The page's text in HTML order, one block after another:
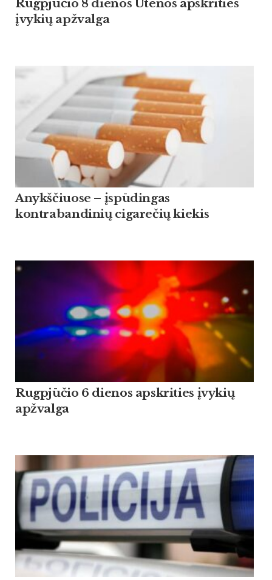
Rugpjūčio 8 dienos Utenos apskrities
įvykių apžvalga
Anykščiuose – įspūdingas
kontrabandinių cigarečių kiekis
Rugpjūčio 6 dienos apskrities įvykių
apžvalga